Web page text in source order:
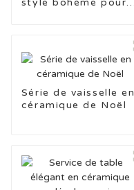
Série de vaisselle en
céramique de Noël